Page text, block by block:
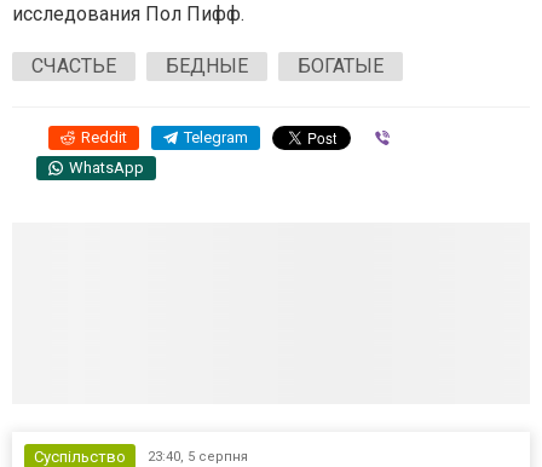
исследования Пол Пифф.
СЧАСТЬЕ БЕДНЫЕ БОГАТЫЕ
Reddit Telegram
WhatsApp
Суспільство 23:40, 5 серпня